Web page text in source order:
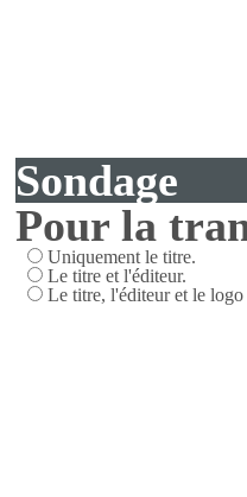
Sondage
Pour la
Uniquement le titre.
Le titre et l'éditeur.
Le titre, l'éditeur et le